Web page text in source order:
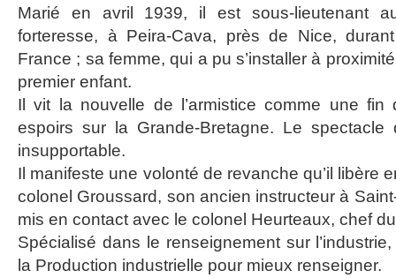
Marié en avril 1939, il est sous-lieutenant
forteresse, à Peira-Cava, près de Nice,
France ; sa femme, qui a pu s’installer à
premier enfant.
Il vit la nouvelle de l’armistice comme une
espoirs sur la Grande-Bretagne. Le
insupportable.
Il manifeste une volonté de revanche qu’il libère
colonel Groussard, son ancien instructeur à
mis en contact avec le colonel Heurteaux, chef
Spécialisé dans le renseignement sur
la Production industrielle pour mieux renseigner.